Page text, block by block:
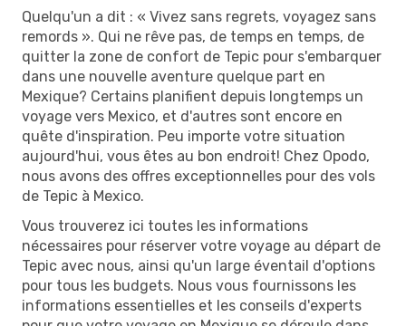
Quelqu'un a dit : « Vivez sans regrets, voyagez sans
remords ». Qui ne rêve pas, de temps en temps, de
quitter la zone de confort de Tepic pour s'embarquer
dans une nouvelle aventure quelque part en
Mexique? Certains planifient depuis longtemps un
voyage vers Mexico, et d'autres sont encore en
quête d'inspiration. Peu importe votre situation
aujourd'hui, vous êtes au bon endroit! Chez Opodo,
nous avons des offres exceptionnelles pour des vols
de Tepic à Mexico.
Vous trouverez ici toutes les informations
nécessaires pour réserver votre voyage au départ de
Tepic avec nous, ainsi qu'un large éventail d'options
pour tous les budgets. Nous vous fournissons les
informations essentielles et les conseils d'experts